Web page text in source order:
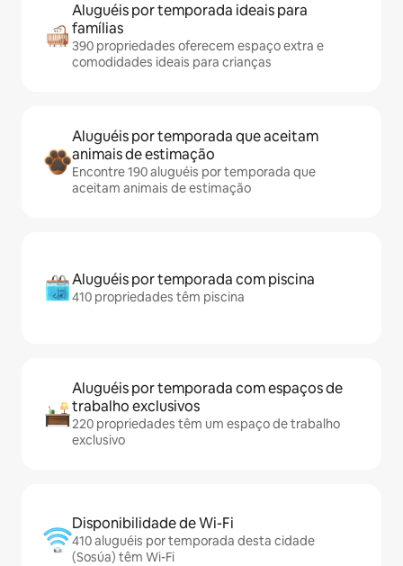
Aluguéis por temporada ideais para
famílias
390 propriedades oferecem espaço extra e
comodidades ideais para crianças
Aluguéis por temporada que aceitam
animais de estimação
Encontre 190 aluguéis por temporada que
aceitam animais de estimação
Aluguéis por temporada com piscina
410 propriedades têm piscina
Aluguéis por temporada com espaços de
trabalho exclusivos
220 propriedades têm um espaço de trabalho
exclusivo
Disponibilidade de Wi-Fi
410 aluguéis por temporada desta cidade
(Sosúa) têm Wi-Fi